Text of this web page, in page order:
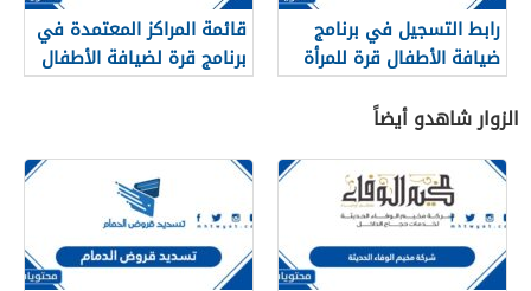
رابط التسجيل في برنامج
ضيافة الأطفال قرة للمرأة
العاملة qurrah.sa
قائمة المراكز المعتمدة في
برنامج قرة لضيافة الأطفال
2026
الزوار شاهدو أيضاً